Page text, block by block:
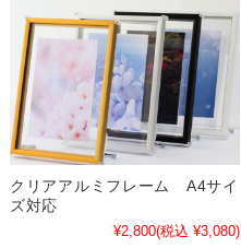
クリアアルミフレーム A4サイ
ズ対応
¥2,800(税込 ¥3,080)